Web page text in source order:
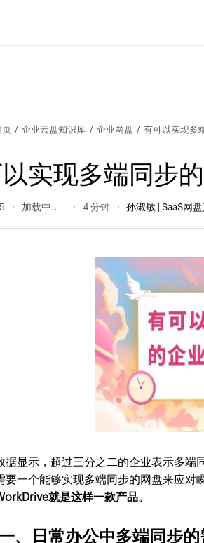
页 / 企业云盘知识库 / 企业网盘 / 有可以实现多
实现多端同步
99 阅读量 4 分钟 孙淑敏 | SaaS网
据显示，超过三分之二的企业表示多端
要一个能够实现多端同步的网盘来应对
就是这样一款产品。
、日常办公中多端同步的